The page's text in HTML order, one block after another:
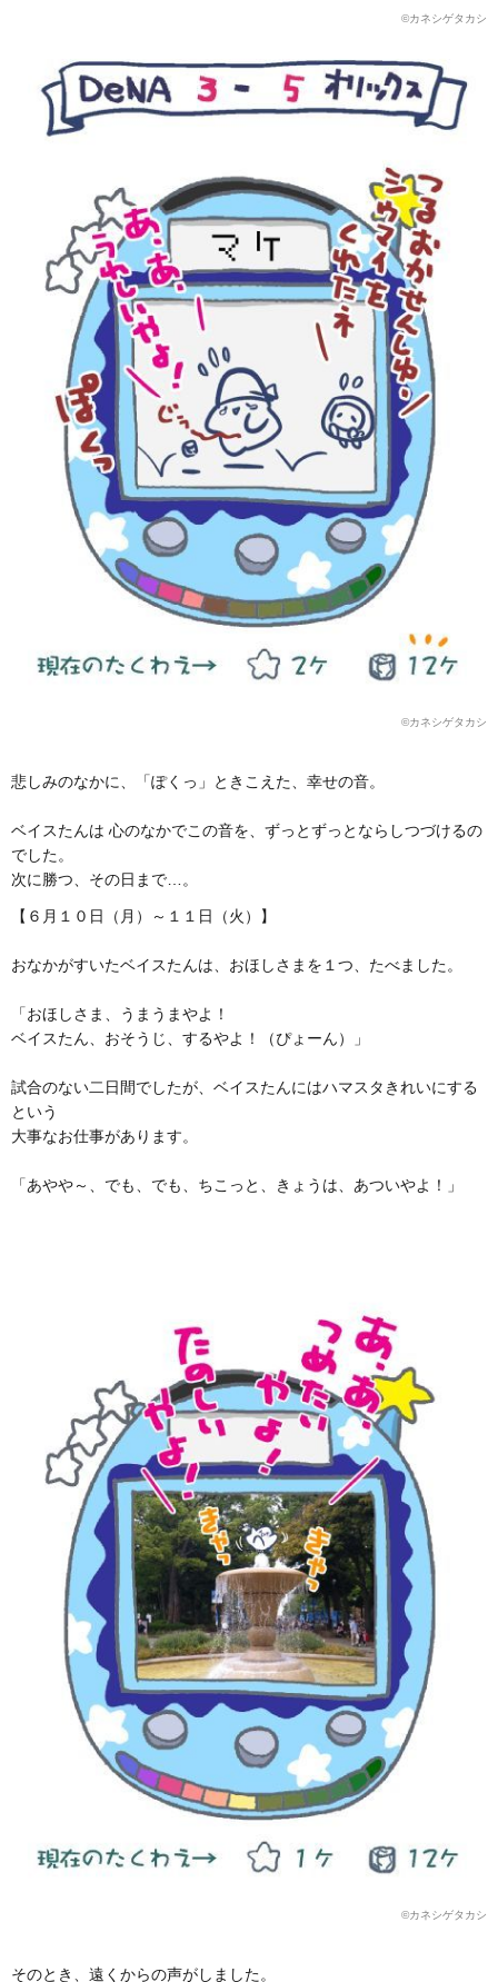
©️カネシゲタカシ
©️カネシゲタカシ
悲しみのなかに、「ぽくっ」ときこえた、幸せの音。
ベイスたんは 心のなかでこの音を、ずっとずっとならしつづけるの
でした。
次に勝つ、その日まで…。
【６月１０日（月）～１１日（火）】
おなかがすいたベイスたんは、おほしさまを１つ、たべました。
「おほしさま、うまうまやよ！
ベイスたん、おそうじ、するやよ！（ぴょーん）」
試合のない二日間でしたが、ベイスたんにはハマスタきれいにする
という
大事なお仕事があります。
「あやや～、でも、でも、ちこっと、きょうは、あついやよ！」
©️カネシゲタカシ
そのとき、遠くからの声がしました。